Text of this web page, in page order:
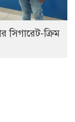
সিগারেট-ক্রিম